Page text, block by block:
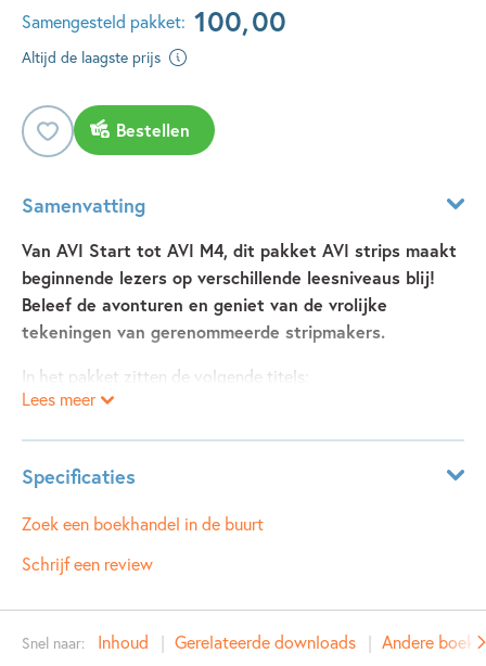
Samengesteld pakket: 100,00
Altijd de laagste prijs
Bestellen
Samenvatting
Van AVI Start tot AVI M4, dit pakket AVI strips maakt
beginnende lezers op verschillende leesniveaus blij!
Beleef de avonturen en geniet van de vrolijke
tekeningen van gerenommeerde stripmakers.
In het pakket zitten de volgende titels:
- kip en kat
- ik help je wel
- stoppen
Lees meer
Specificaties
Leeftijdsindicatie: 6 - 8 jaar
ISBN:
9789048753741
Auteur(s):
Zoek een boekhandel in de buurt
Schrijf een review
Snel naar: Inhoud Gerelateerde downloads Andere